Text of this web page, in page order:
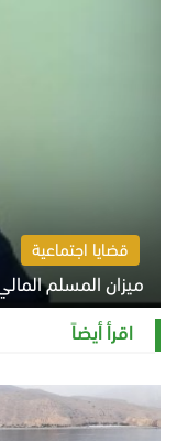
قضايا اجتماعية
ميزان المسلم
السبت 8 أغسطس 2026 11:21 ص
اقرأ أيضاً